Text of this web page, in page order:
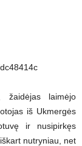
žaidėjas laimėjo
iš Ukmergės
ir nusipirkęs
nutryniau, net